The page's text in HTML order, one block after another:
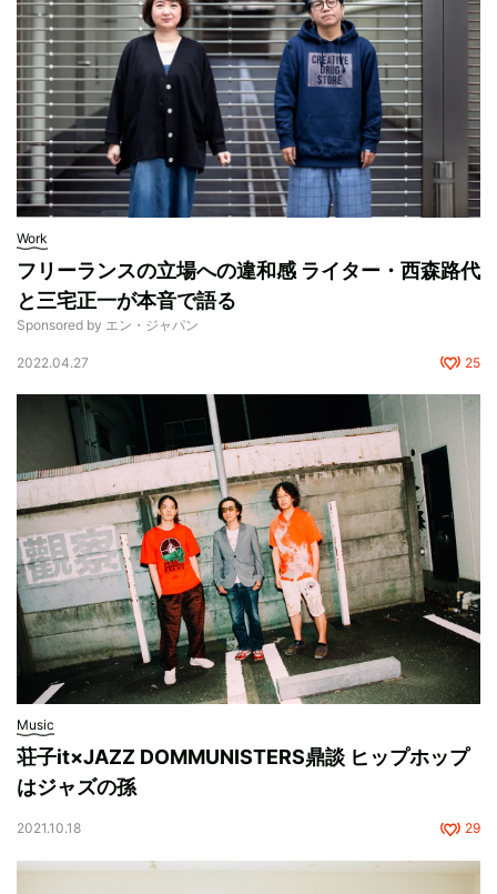
Work
フリーランスの立場への違和感 ライター・西森路代
と三宅正一が本音で語る
Sponsored by エン・ジャパン
2022.04.27 25
Music
荘子it×JAZZ DOMMUNISTERS鼎談 ヒップホップ
はジャズの孫
2021.10.18 29